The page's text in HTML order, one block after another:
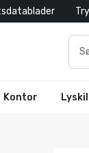
Kontor